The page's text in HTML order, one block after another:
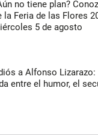
no tiene plan?
la Feria de las Flores
5 de agosto
a Alfonso
entre el humor, el